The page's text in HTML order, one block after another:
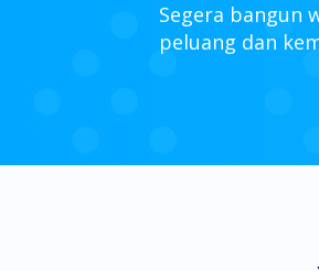
Segera bangun
peluang dan